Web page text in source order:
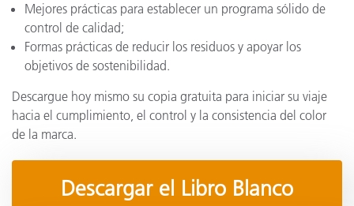
Mejores prácticas para establecer un programa sólido de
control de calidad;
Formas prácticas de reducir los residuos y apoyar los
objetivos de sostenibilidad.
Descargue hoy mismo su copia gratuita para iniciar su viaje
hacia el cumplimiento, el control y la consistencia del color
de la marca.
Descargar el Libro Blanco